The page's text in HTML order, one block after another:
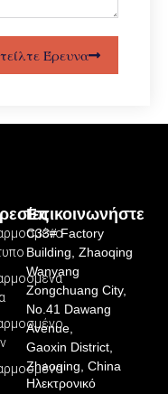
Έρευνα
Επικοινωνήστε
C33# Factory
Building, Zhaoqing
Wanyang
Zongchuang City,
No.41 Dawang
Avenue,
Gaoxin District,
Zhaoqing, China
Ηλεκτρονικό